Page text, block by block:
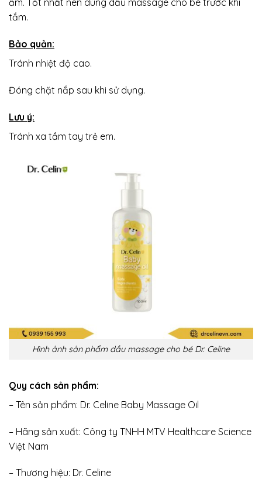
ẩm. Tốt nhất nên dùng dầu massage cho bé trước khi
tắm.
Bảo quản:
Tránh nhiệt độ cao.
Đóng chặt nắp sau khi sử dụng.
Lưu ý:
Tránh xa tầm tay trẻ em.
Hình ảnh sản phẩm dầu massage cho bé Dr. Celine
Quy cách sản phẩm:
– Tên sản phẩm: Dr. Celine Baby Massage Oil
– Hãng sản xuất: Công ty TNHH MTV Healthcare Science
Việt Nam
– Thương hiệu: Dr. Celine